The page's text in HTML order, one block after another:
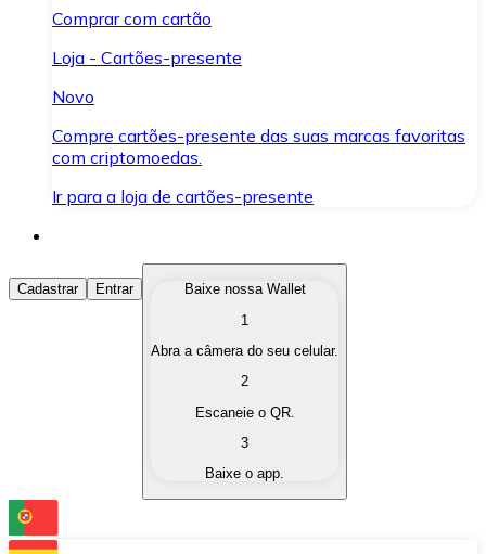
Comprar com cartão
Loja - Cartões-presente
Novo
Compre cartões-presente das suas marcas favoritas
com criptomoedas.
Ir para a loja de cartões-presente
Comprar Criptomoedas
Compre as criptomoedas de seu interesse de forma
Converta suas criptomoedas em moeda fiduciária
Troque uma criptomoeda por outra
Cadastrar Entrar
Baixe nossa Wallet
1
Abra a câmera do seu celular.
2
Escaneie o QR.
3
Baixe o app.